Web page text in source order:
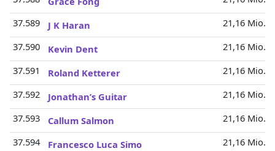
37.589
J K Haran
21,16 Mio.
37.590
Kevin Dent
21,16 Mio.
37.591
Roland Ketterer
21,16 Mio.
37.592
Jonathan’s Guitar
21,16 Mio.
37.593
Callum Salmon
21,16 Mio.
37.594
Francesco Luca Simo
21,16 Mio.